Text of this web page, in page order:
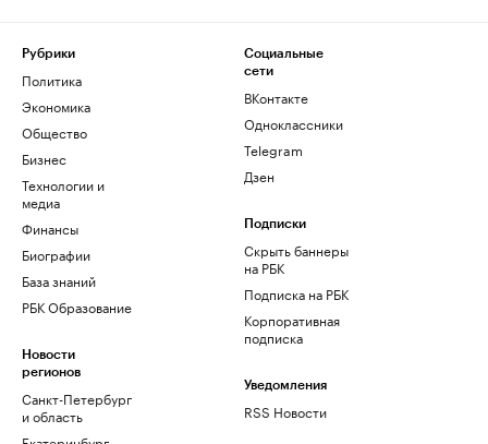
Рубрики
Политика
Экономика
Общество
Бизнес
Технологии и
медиа
Финансы
Биографии
База знаний
РБК Образование
Новости
регионов
Санкт-Петербург
и область
Социальные
сети
ВКонтакте
Одноклассники
Telegram
Дзен
Подписки
Скрыть баннеры
на РБК
Подписка на РБК
Корпоративная
подписка
Уведомления
RSS Новости